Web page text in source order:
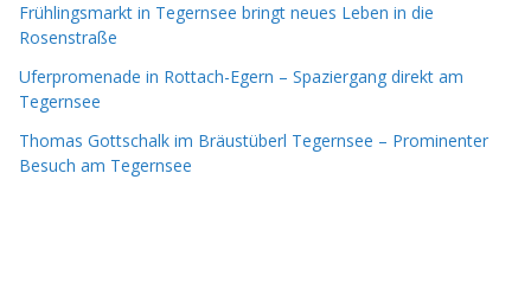
Frühlingsmarkt in Tegernsee bringt neues Leben in die
Rosenstraße
Uferpromenade in Rottach-Egern – Spaziergang direkt am
Tegernsee
Thomas Gottschalk im Bräustüberl Tegernsee – Prominenter
Besuch am Tegernsee